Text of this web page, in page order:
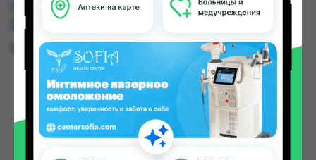
Олмони №3 по цене от 50.00 TJS до 55.00 TJS в
Цена: от
50.00 TJS